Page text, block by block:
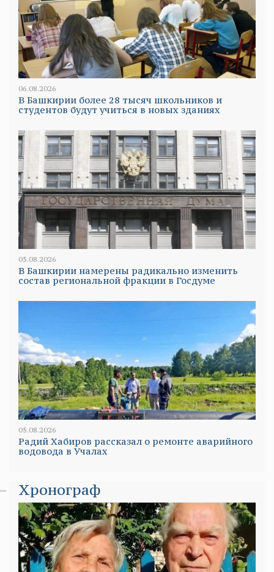
06.08.2026
В Башкирии более 28 тысяч школьников и
студентов будут учиться в новых зданиях
05.08.2026
В Башкирии намерены радикально изменить
состав региональной фракции в Госдуме
05.08.2026
Радий Хабиров рассказал о ремонте аварийного
водовода в Учалах
Хронограф